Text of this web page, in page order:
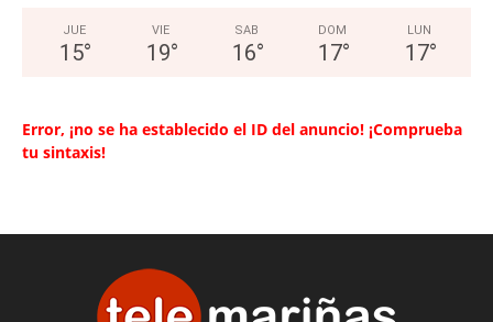
JUE
15°
VIE
19°
SAB
16°
DOM
17°
LUN
17°
Error, ¡no se ha establecido el ID del anuncio! ¡Comprueba
tu sintaxis!